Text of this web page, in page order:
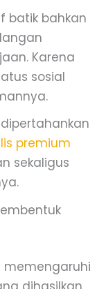
batik bahkan
Karena
sosial
premium
sekaligus
memengaruhi